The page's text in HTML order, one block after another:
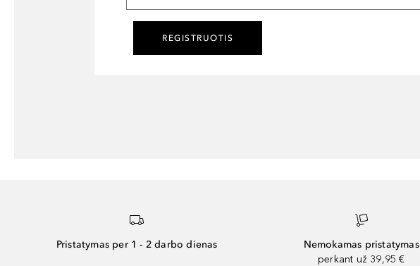
REGISTRUOTIS
Pristatymas per 1 - 2 darbo dienas
Nemokamas pristatymas
perkant už 39,95 €